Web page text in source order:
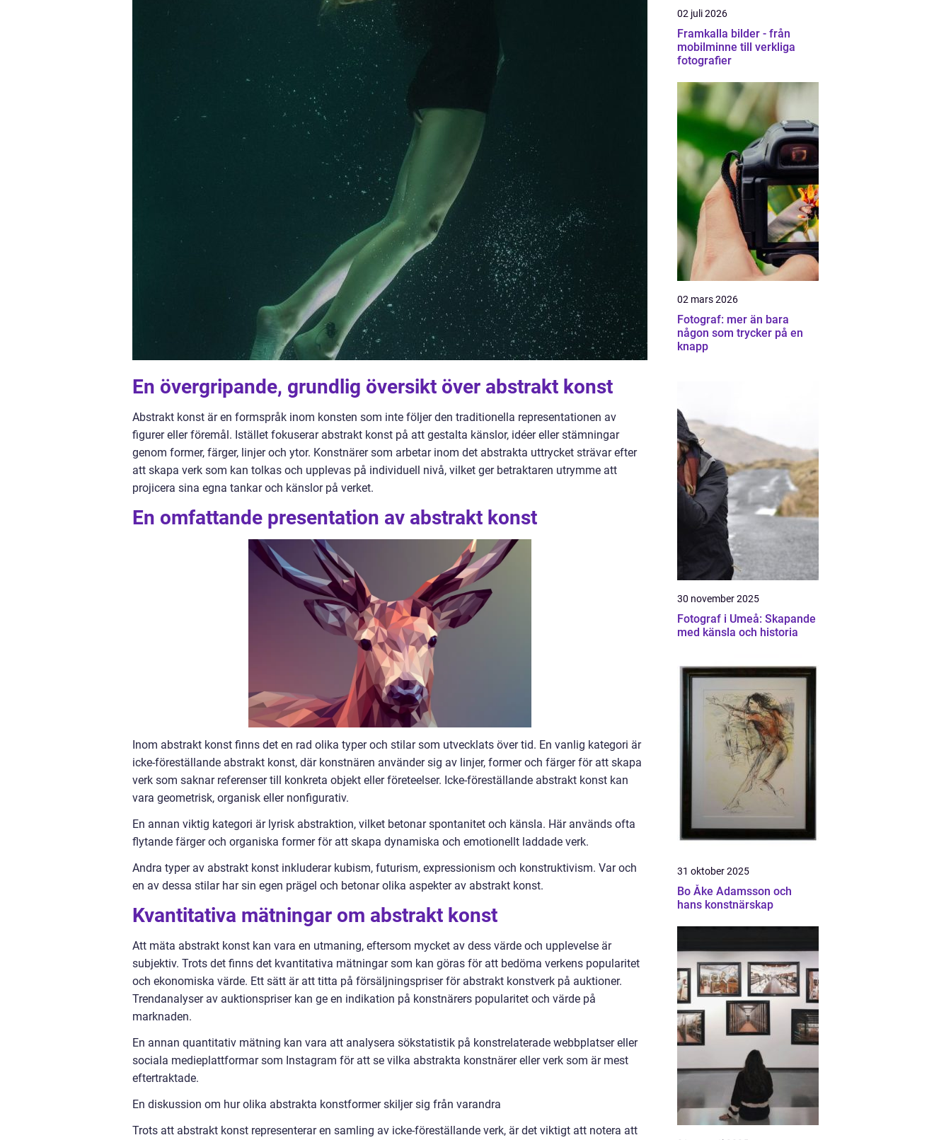
En övergripande, grundlig översikt över abstrakt konst
Abstrakt konst är en formspråk inom konsten som inte följer den traditionella representationen av
figurer eller föremål. Istället fokuserar abstrakt konst på att gestalta känslor, idéer eller stämningar
genom former, färger, linjer och ytor. Konstnärer som arbetar inom det abstrakta uttrycket strävar efter
att skapa verk som kan tolkas och upplevas på individuell nivå, vilket ger betraktaren utrymme att
projicera sina egna tankar och känslor på verket.
En omfattande presentation av abstrakt konst
Inom abstrakt konst finns det en rad olika typer och stilar som utvecklats över tid. En vanlig kategori är
icke-föreställande abstrakt konst, där konstnären använder sig av linjer, former och färger för att skapa
verk som saknar referenser till konkreta objekt eller företeelser. Icke-föreställande abstrakt konst kan
vara geometrisk, organisk eller nonfigurativ.
En annan viktig kategori är lyrisk abstraktion, vilket betonar spontanitet och känsla. Här används ofta
flytande färger och organiska former för att skapa dynamiska och emotionellt laddade verk.
Andra typer av abstrakt konst inkluderar kubism, futurism, expressionism och konstruktivism. Var och
en av dessa stilar har sin egen prägel och betonar olika aspekter av abstrakt konst.
Kvantitativa mätningar om abstrakt konst
Att mäta abstrakt konst kan vara en utmaning, eftersom mycket av dess värde och upplevelse är
subjektiv. Trots det finns det kvantitativa mätningar som kan göras för att bedöma verkens popularitet
och ekonomiska värde. Ett sätt är att titta på försäljningspriser för abstrakt konstverk på auktioner.
Trendanalyser av auktionspriser kan ge en indikation på konstnärers popularitet och värde på
marknaden.
En annan quantitativ mätning kan vara att analysera sökstatistik på konstrelaterade webbplatser eller
sociala medieplattformar som Instagram för att se vilka abstrakta konstnärer eller verk som är mest
eftertraktade.
En diskussion om hur olika abstrakta konstformer skiljer sig från varandra
Trots att abstrakt konst representerar en samling av icke-föreställande verk, är det viktigt att notera att
02 juli 2026
Framkalla bilder - från
mobilminne till verkliga
fotografier
02 mars 2026
Fotograf: mer än bara
någon som trycker på en
knapp
30 november 2025
Fotograf i Umeå: Skapande
med känsla och historia
31 oktober 2025
Bo Åke Adamsson och
hans konstnärskap